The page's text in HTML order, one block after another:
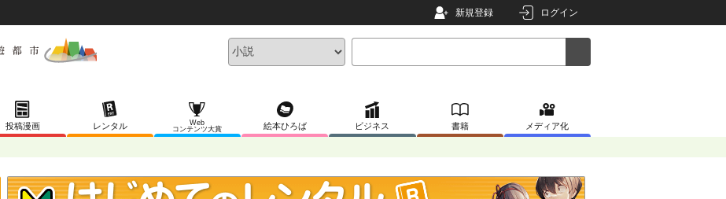
新規登録 ログイン
投稿漫画 レンタル
Web
コンテンツ大賞
絵本ひろば ビジネス 書籍 メディア化